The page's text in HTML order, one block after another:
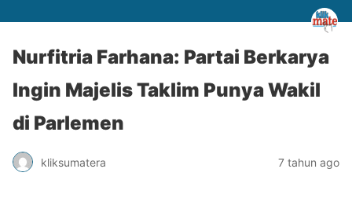
Nurfitria Farhana: Partai Berkarya
Ingin Majelis Taklim Punya Wakil
di Parlemen
kliksumatera 7 tahun ago